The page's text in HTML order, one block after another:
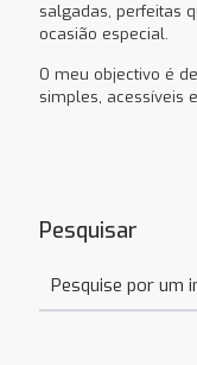
salgadas, perfeitas
ocasião especial.
O meu objectivo é
simples, acessíveis
Pesquisar